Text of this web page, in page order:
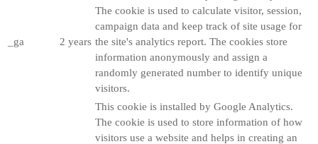
_ga 2 years
The cookie is used to calculate visitor, session,
campaign data and keep track of site usage for
the site's analytics report. The cookies store
information anonymously and assign a
randomly generated number to identify unique
visitors.
This cookie is installed by Google Analytics.
The cookie is used to store information of how
visitors use a website and helps in creating an